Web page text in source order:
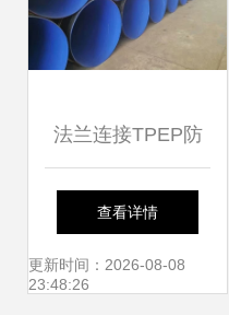
法兰连接TPEP防
腐钢管直销 打造远
离腐蚀的坚固屏障
查看详情
更新时间：2026-08-08
23:48:26